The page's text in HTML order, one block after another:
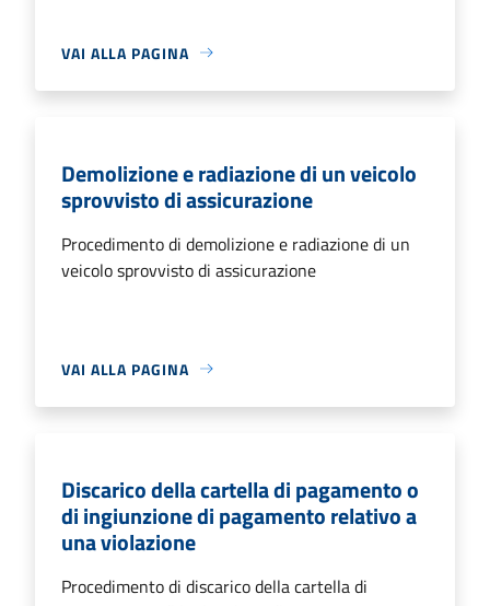
VAI ALLA PAGINA
Demolizione e radiazione di un veicolo
sprovvisto di assicurazione
Procedimento di demolizione e radiazione di un
veicolo sprovvisto di assicurazione
VAI ALLA PAGINA
Discarico della cartella di pagamento o
di ingiunzione di pagamento relativo a
una violazione
Procedimento di discarico della cartella di